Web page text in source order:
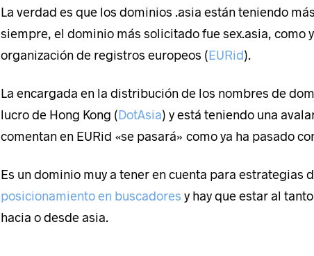
La verdad es que los dominios .asia están teniendo
siempre, el dominio más solicitado fue sex.asia, como
organización de registros europeos (EURid).
La encargada en la distribución de los nombres de
lucro de Hong Kong (DotAsia) y está teniendo una
comentan en EURid «se pasará» como ya ha pasado
Es un dominio muy a tener en cuenta para estrategias
posicionamiento en buscadores y hay que estar al
hacia o desde asia.